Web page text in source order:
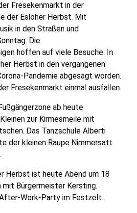
Fresekenmarkt in der
der Esloher Herbst. Mit
in den Straßen und
Die
hoffen auf viele Besuche. In
Herbst in den vergangenen
Pandemie abgesagt worden.
Fresekenmarkt einmal ausfallen.
ab heute
zur Kirmesmeile mit
Das Tanzschule Alberti
der kleinen Raupe Nimmersatt
Herbst ist heute Abend um 18
mit Bürgermeister Kersting.
Work-Party im Festzelt.